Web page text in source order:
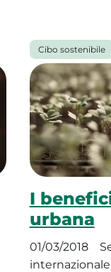
Cibo sostenibile
I
urbana
01/03/2018